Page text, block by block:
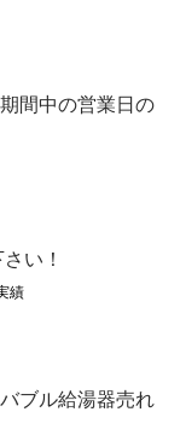
間中の営業日の
い！
績
ブル給湯器売れ